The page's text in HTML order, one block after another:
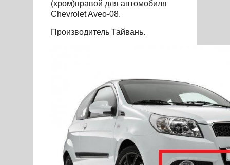
(хром)правой для автомобиля
Chevrolet Aveo-08.
Производитель Тайвань.